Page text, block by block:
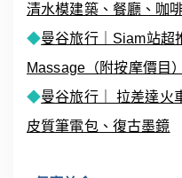
清水模建築、餐廳、咖
◆曼谷旅行｜Siam站超
Massage（附按摩價目）
◆曼谷旅行｜ 拉差達火
皮質筆電包、復古墨鏡